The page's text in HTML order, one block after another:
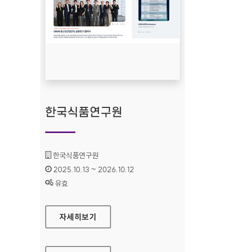
한국식품연구원
기관명 :
한국식품연구원
인증기간 :
2025.10.13 ~ 2026.10.12
상태 :
유효
한국식품연구원
자세히보기